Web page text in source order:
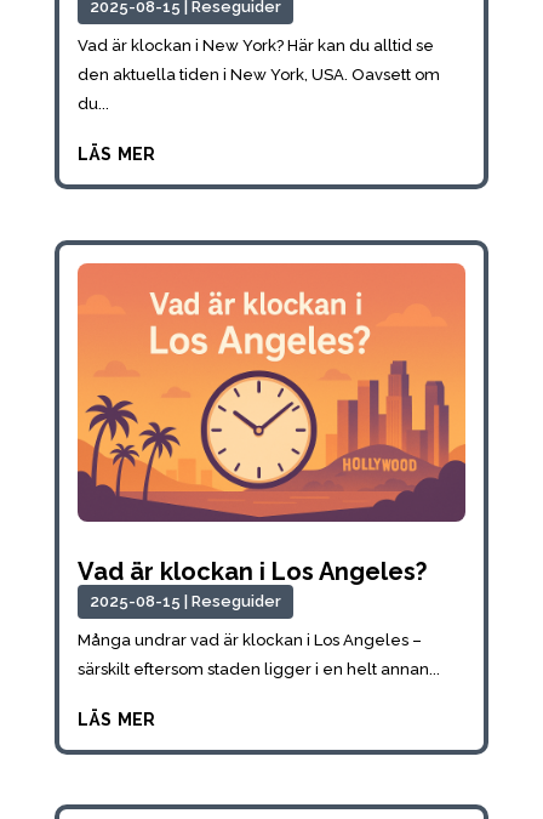
2025-08-15 Reseguider
Vad är klockan i New York? Här kan du alltid se
den aktuella tiden i New York, USA. Oavsett om
du...
läs mer
Vad är klockan i Los Angeles?
2025-08-15 Reseguider
Många undrar vad är klockan i Los Angeles –
särskilt eftersom staden ligger i en helt annan...
läs mer